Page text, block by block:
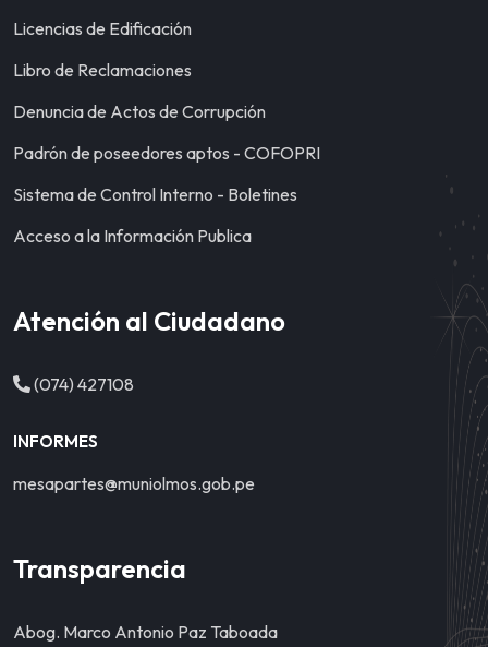
Licencias de Edificación
Libro de Reclamaciones
Denuncia de Actos de Corrupción
Padrón de poseedores aptos - COFOPRI
Sistema de Control Interno - Boletines
Acceso a la Información Publica
Atención al Ciudadano
(074) 427108
INFORMES
mesapartes@muniolmos.gob.pe
Transparencia
Abog. Marco Antonio Paz Taboada